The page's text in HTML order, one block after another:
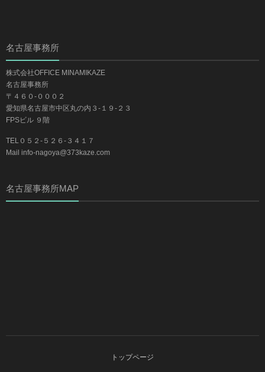
名古屋事務所
株式会社OFFICE MINAMIKAZE
名古屋事務所
〒４６０-０００２
愛知県名古屋市中区丸の内３-１９-２３
FPSビル ９階
TEL０５２-５２６-３４１７
Mail info-nagoya@373kaze.com
名古屋事務所MAP
トップページ